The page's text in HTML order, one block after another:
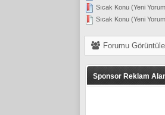
Sıcak Konu (Yeni
Sıcak Konu (Yeni
Forumu
Sponsor Reklam